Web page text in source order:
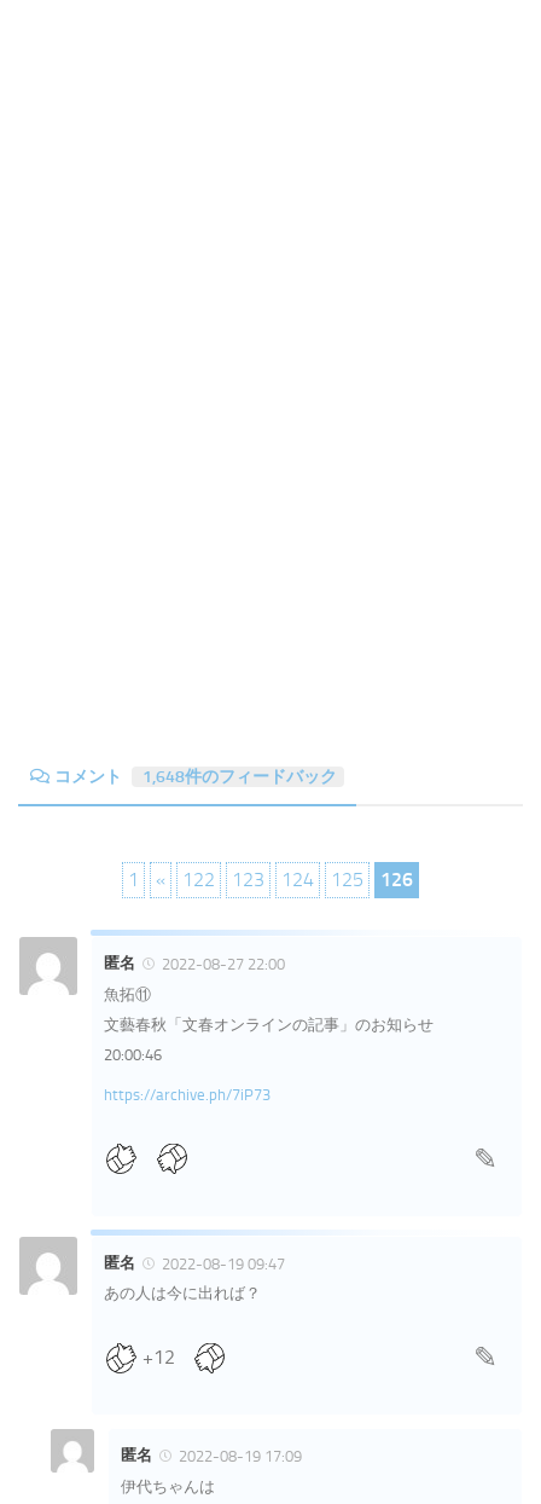
コメント 1,648件のフィードバック
1 « 122 123 124 125 126
匿名
2022-08-27 22:00
魚拓⑪
文藝春秋「文春オンラインの記事」のお知らせ
20:00:46
https://archive.ph/7iP73
匿名
2022-08-19 09:47
あの人は今に出れば？
+12
匿名
2022-08-19 17:09
伊代ちゃんは